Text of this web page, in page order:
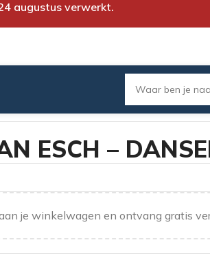
augustus verwerkt.
ESCH –
je winkelwagen en ontvang gratis